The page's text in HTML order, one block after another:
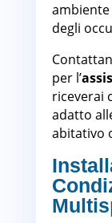
degli
per l’
riceverai
adatto
abitativo